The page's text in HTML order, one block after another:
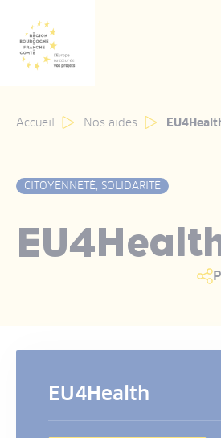
Accueil Nos aides
CITOYENNETÉ, SOLIDARITÉ
EU4Health